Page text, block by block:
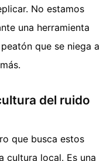
No estamos
una herramienta
que se niega a
del ruido
que busca estos
cultura local. Es una